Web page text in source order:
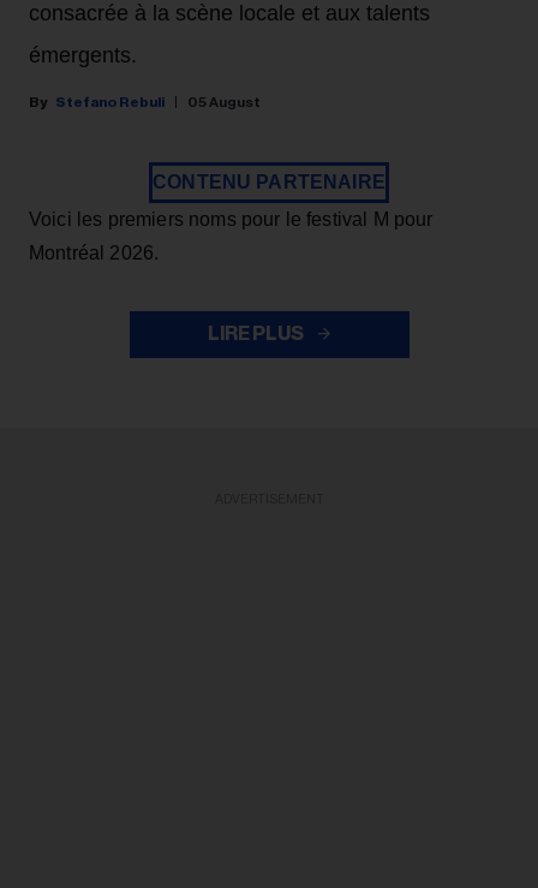
consacrée à la scène locale et aux talents
émergents.
Stefano Rebuli 05 August
CONTENU PARTENAIRE
Voici les premiers noms pour le festival M pour
Montréal 2026.
LIRE PLUS